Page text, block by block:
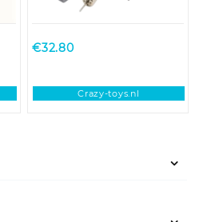
€32.80
Crazy-toys.nl